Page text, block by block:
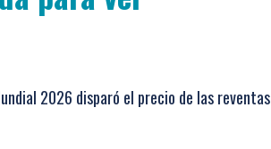
2026 disparó el precio de las reventas